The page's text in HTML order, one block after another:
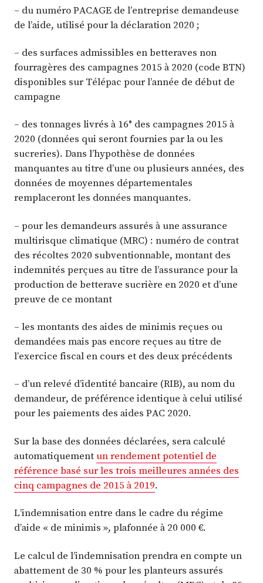
– du numéro PACAGE de l’entreprise demandeuse
de l’aide, utilisé pour la déclaration 2020 ;
– des surfaces admissibles en betteraves non
fourragères des campagnes 2015 à 2020 (code BTN)
disponibles sur Télépac pour l’année de début de
campagne
– des tonnages livrés à 16° des campagnes 2015 à
2020 (données qui seront fournies par la ou les
sucreries). Dans l’hypothèse de données
manquantes au titre d’une ou plusieurs années, des
données de moyennes départementales
remplaceront les données manquantes.
– pour les demandeurs assurés à une assurance
multirisque climatique (MRC) : numéro de contrat
des récoltes 2020 subventionnable, montant des
indemnités perçues au titre de l’assurance pour la
production de betterave sucrière en 2020 et d’une
preuve de ce montant
– les montants des aides de minimis reçues ou
demandées mais pas encore reçues au titre de
l’exercice fiscal en cours et des deux précédents
– d’un relevé d’identité bancaire (RIB), au nom du
demandeur, de préférence identique à celui utilisé
pour les paiements des aides PAC 2020.
Sur la base des données déclarées, sera calculé
automatiquement un rendement potentiel de
référence basé sur les trois meilleures années des
cinq campagnes de 2015 à 2019.
L’indemnisation entre dans le cadre du régime
d’aide « de minimis », plafonnée à 20 000 €.
Le calcul de l’indemnisation prendra en compte un
abattement de 30 % pour les planteurs assurés